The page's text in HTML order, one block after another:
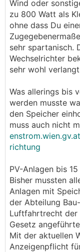
Wind oder
zu 800 Watt als
ohne dass Du
sehr spartanisch.
Wechselrichter
sehr wohl
Was allerings bis
werden musste
den Speicher
muss auch nicht
richtung
PV-Anlagen bis
Bisher mussten
Anlagen mit
der Abteilung
Luftfahrtrecht der
Gesetz
Mit der aktuellen
Anzeigenpflicht